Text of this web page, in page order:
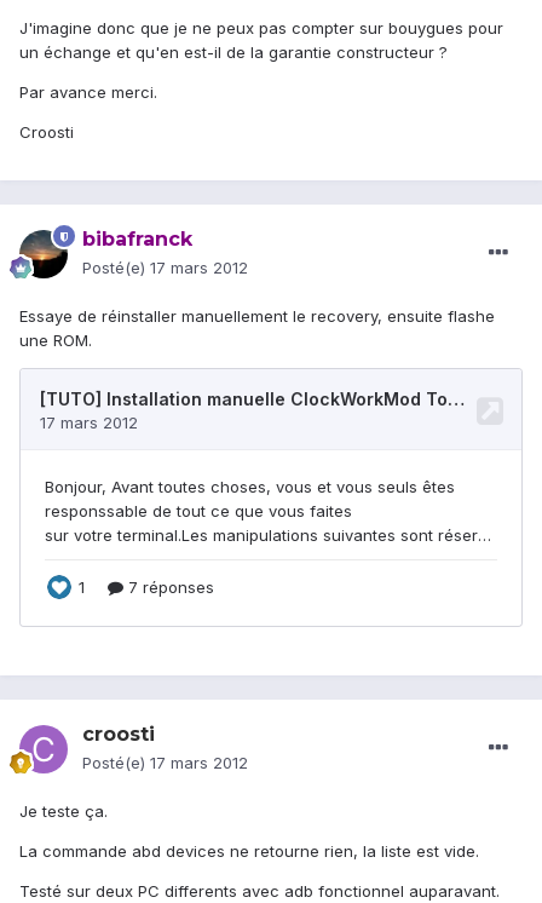
J'imagine donc que je ne peux pas compter sur bouygues pour
un échange et qu'en est-il de la garantie constructeur ?
Par avance merci.
Croosti
bibafranck
Posté(e) 17 mars 2012
Essaye de réinstaller manuellement le recovery, ensuite flashe
une ROM.
croosti
Posté(e) 17 mars 2012
Je teste ça.
La commande abd devices ne retourne rien, la liste est vide.
Testé sur deux PC differents avec adb fonctionnel auparavant.